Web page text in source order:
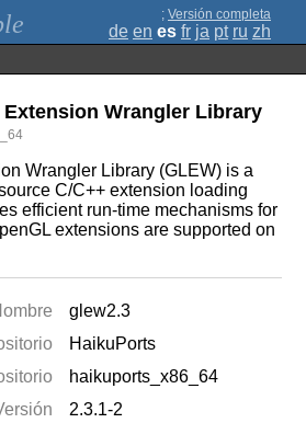
; Versión completa
de en es fr ja pt ru zh
Extension Wrangler Library
Wrangler Library (GLEW) is a
C/C++ extension loading
efficient run-time mechanisms for
extensions are supported on
glew2.3
HaikuPorts
haikuports_x86_64
2.3.1-2